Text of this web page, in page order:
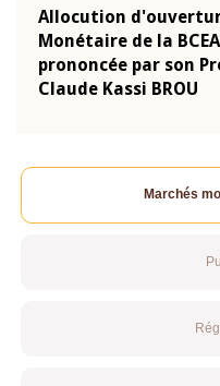
Allocution
Monétaire de la
prononcée par son
Claude Kassi BROU
Marchés